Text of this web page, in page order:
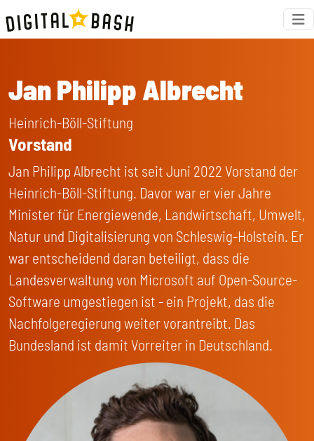
Jan Philipp Albrecht
Heinrich-Böll-Stiftung
Vorstand
Jan Philipp Albrecht ist seit Juni 2022 Vorstand der
Heinrich-Böll-Stiftung. Davor war er vier Jahre
Minister für Energiewende, Landwirtschaft, Umwelt,
Natur und Digitalisierung von Schleswig-Holstein. Er
war entscheidend daran beteiligt, dass die
Landesverwaltung von Microsoft auf Open-Source-
Software umgestiegen ist - ein Projekt, das die
Nachfolgeregierung weiter vorantreibt. Das
Bundesland ist damit Vorreiter in Deutschland.